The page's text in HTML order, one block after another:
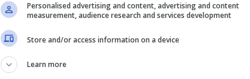
Personalised advertising and content, advertising and content
measurement, audience research and services development
Store and/or access information on a device
Learn more